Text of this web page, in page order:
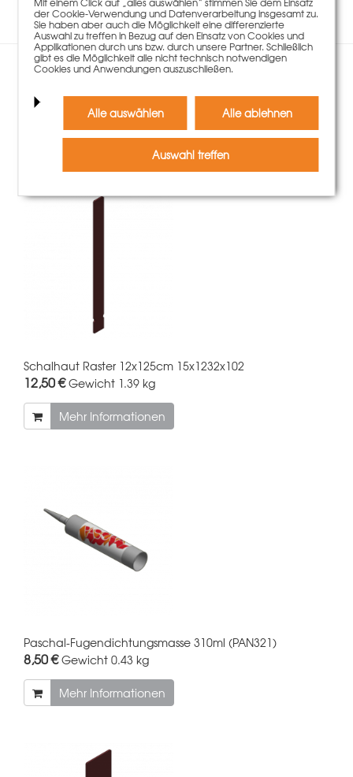
Kunden, die diesen Artikel
gekauft haben, kauften
auch
Schalhaut Raster 12x125cm 15x1232x102
12,50 €Gewicht 1.39 kg
Mehr Informationen
Paschal-Fugendichtungsmasse 310ml (PAN321)
8,50 €Gewicht 0.43 kg
Mehr Informationen
der Cookie-Verwendung und Datenverarbeitung insgesamt zu.
Sie haben aber auch die Möglichkeit eine differenzierte
Auswahl zu treffen in Bezug auf den Einsatz von Cookies und
Applikationen durch uns bzw. durch unsere Partner. Schließlich
gibt es die Möglichkeit alle nicht technisch notwendigen
Cookies und Anwendungen auszuschließen.
Alle auswählen Alle ablehnen
Auswahl treffen